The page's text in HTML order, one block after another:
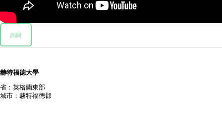
詢問
赫特福德大學
省：英格蘭東部
城市：赫特福德郡